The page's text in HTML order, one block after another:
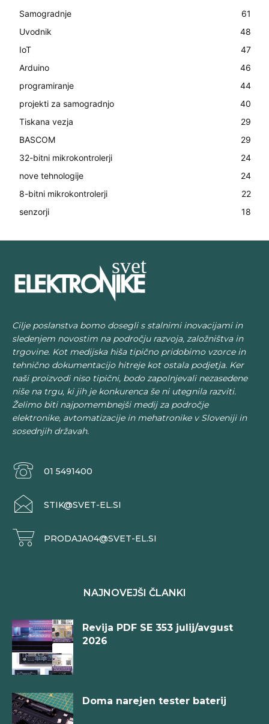
Samogradnje
61
Uvodnik
48
IoT
47
Arduino
46
programiranje
44
projekti za samogradnjo
40
Tiskana vezja
29
BASCOM
29
32-bitni mikrokontrolerji
24
nove tehnologije
24
8-bitni mikrokontrolerji
22
senzorji
18
Cilje poslanstva bomo dosegli s stalnimi inovacijami in
sledenjem novostim na področju razvoja, založništva in
trgovine. Kot medijska hiša tipično pridobimo vzorce in
tehnično dokumentacijo hitreje kot ostala podjetja. Ker
naši proizvodi niso tipični, bodo zapolnjevali nezasedene
niše na trgu, ki jih je konkurenca še ni utegnila razviti.
Želimo biti najpomembnejši medij za področje
elektronike, avtomatizacije in mehatronike v Sloveniji in
sosednjih državah.
01 5491400
STIK@SVET-EL.SI
PRODAJA04@SVET-EL.SI
NAJNOVEJŠI ČLANKI
Revija PDF SE 353 julij/avgust
2026
Doma narejen tester baterij